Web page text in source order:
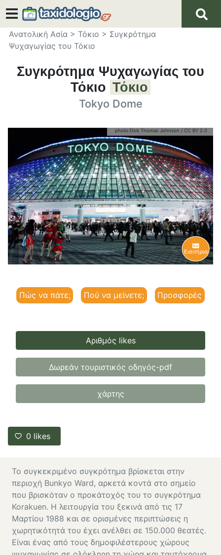
Ανατολική Ασία > Τόκιο > Συγκρότημα
Ψυχαγωγίας του Τόκιο
Συγκρότημα Ψυχαγωγίας του
Τόκιο Τόκιο
Tokyo Dome
photo:Dick Thomas Johnson / CC BY 2.0
Εισιτήρια
Πώς να πάτε; Πού να μείνετε; Προσφορές
Αριθμός likes
Δωρεάν τουριστικός οδηγός-pdf
χάρτης
0 likes
Το συγκεκριμένο συγκρότημα βρίσκεται στην
περιοχή Bunkyo Ward, αρκετά κοντά στο σημείο
που βρισκόταν ο προκάτοχός του το συγκρότημα
Korakuen. Η λειτουργία του ξεκινά από τις 17
Μαρτίου 1988 και σε ορισμένες περιπτώσεις η
χωρητικότητά του έχει ανέλθει σε 150.000 θεατές.
Είναι ένας από τους δημοφιλέστερους χώρους